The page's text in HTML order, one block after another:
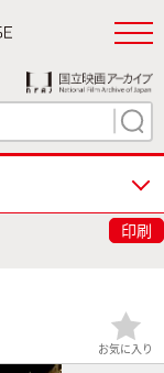
印刷
お気に入り